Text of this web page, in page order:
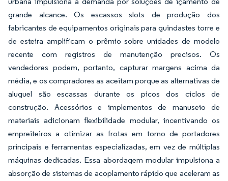
grande alcance. Os escassos slots de produção dos
fabricantes de equipamentos originais para guindastes torre e
de esteira amplificam o prêmio sobre unidades de modelo
recente com registros de manutenção precisos. Os
vendedores podem, portanto, capturar margens acima da
média, e os compradores as aceitam porque as alternativas de
aluguel são escassas durante os picos dos ciclos de
construção. Acessórios e implementos de manuseio de
materiais adicionam flexibilidade modular, incentivando os
empreiteiros a otimizar as frotas em torno de portadores
principais e ferramentas especializadas, em vez de múltiplas
máquinas dedicadas. Essa abordagem modular impulsiona a
absorção de sistemas de acoplamento rápido que aceleram as